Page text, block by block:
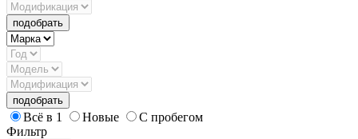
подобрать
подобрать
Всё в 1 Новые
С пробегом
Фильтр